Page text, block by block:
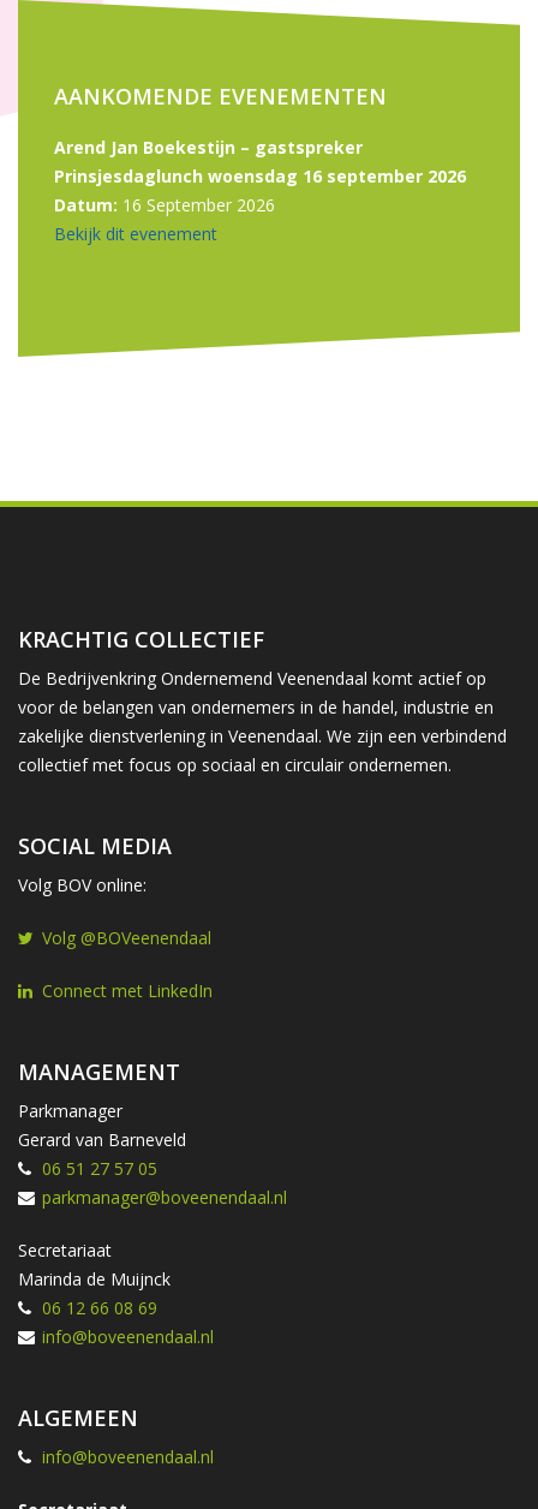
AANKOMENDE EVENEMENTEN
Arend Jan Boekestijn – gastspreker
Prinsjesdaglunch woensdag 16 september 2026
Datum: 16 September 2026
Bekijk dit evenement
KRACHTIG COLLECTIEF
De Bedrijvenkring Ondernemend Veenendaal komt actief op
voor de belangen van ondernemers in de handel, industrie en
zakelijke dienstverlening in Veenendaal. We zijn een verbindend
collectief met focus op sociaal en circulair ondernemen.
SOCIAL MEDIA
Volg BOV online:
Volg @BOVeenendaal
Connect met LinkedIn
MANAGEMENT
Parkmanager
Gerard van Barneveld
06 51 27 57 05
parkmanager@boveenendaal.nl
Secretariaat
Marinda de Muijnck
06 12 66 08 69
info@boveenendaal.nl
ALGEMEEN
info@boveenendaal.nl